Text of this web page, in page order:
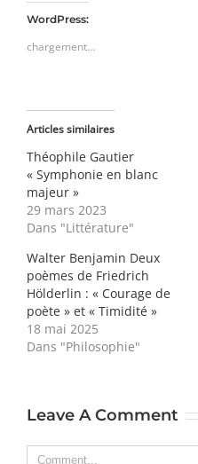
dans
fenêtre)
WordPress:
chargement…
Articles similaires
Théophile Gautier
« Symphonie en blanc
majeur »
29 mars 2023
Dans "Littérature"
Walter Benjamin Deux
poèmes de Friedrich
Hölderlin : « Courage de
poète » et « Timidité »
18 mai 2025
Dans "Philosophie"
Leave A Comment
Comment